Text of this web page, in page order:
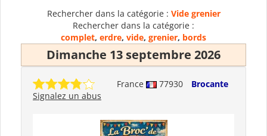
Rechercher dans la catégorie : Vide grenier
Rechercher dans la catégorie :
complet, erdre, vide, grenier, bords
Dimanche 13 septembre 2026
France 77930
Brocante
Signalez un abus